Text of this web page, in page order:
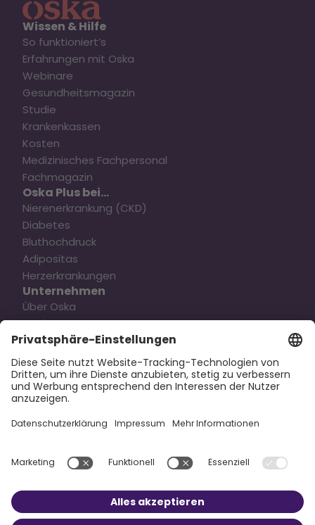
Wissen & Hilfe
So funktioniert’s
Erfahrungen mit Oska
Webinare
Gesundheitsmagazin
Studie
Krankenkassen
Kosten
Medizinisches Fachpersonal
Fachmagazin
Oska Plus bei...
Nierenerkrankung (CKD)
Diabetes
Bluthochdruck
Adipositas
Herzerkrankungen
Unternehmen
Über Oska
Karriere
Kontakt
Pressemitteilung
Rechtliches
Datenschutz
Impressum
Direkt zur App
Social Media
Copyright © 2025 Oska Health Medical GmbH